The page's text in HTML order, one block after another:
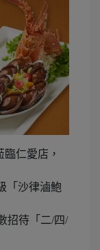
仁愛店，
「沙律滷鮑
招待「二/四/